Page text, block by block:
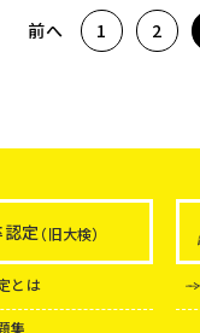
前へ 1 2
定（旧大検）
とは
集